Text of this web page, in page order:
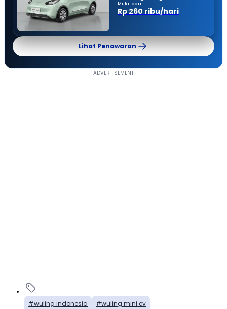
Mulai dari
Rp 260 ribu/hari
Lihat Penawaran
wuling indonesia wuling mini ev